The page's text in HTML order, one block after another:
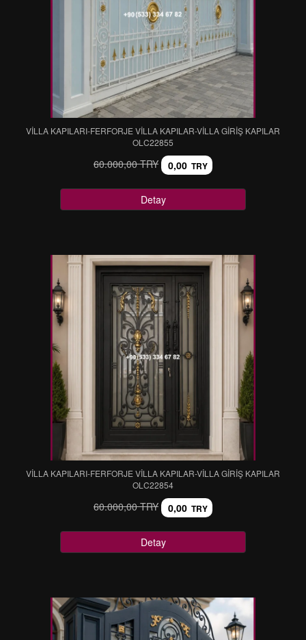
VİLLA KAPILARI-FERFORJE VİLLA KAPILAR-VİLLA GİRİŞ KAPILAR
OLC22855
60.000,00 TRY 0,00 TRY
Detay
VİLLA KAPILARI-FERFORJE VİLLA KAPILAR-VİLLA GİRİŞ KAPILAR
OLC22854
60.000,00 TRY 0,00 TRY
Detay